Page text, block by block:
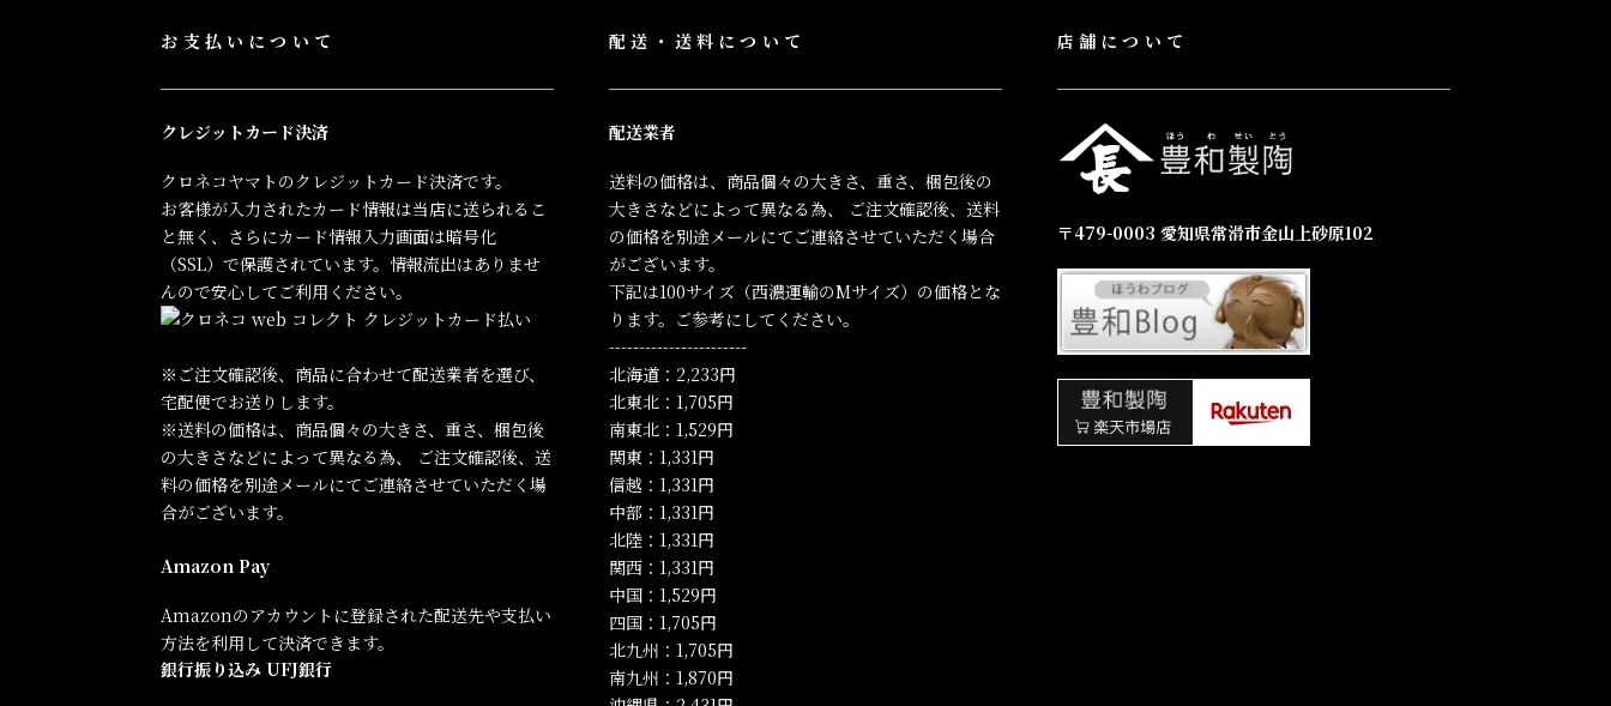
お支払いについて
クレジットカード決済
クロネコヤマトのクレジットカード決済です。
お客様が入力されたカード情報は当店に送られるこ
と無く、さらにカード情報入力画面は暗号化
（SSL）で保護されています。情報流出はありませ
んので安心してご利用ください。
※ご注文確認後、商品に合わせて配送業者を選び、
宅配便でお送りします。
※送料の価格は、商品個々の大きさ、重さ、梱包後
の大きさなどによって異なる為、 ご注文確認後、送
料の価格を別途メールにてご連絡させていただく場
合がございます。
Amazon Pay
Amazonのアカウントに登録された配送先や支払い
方法を利用して決済できます。
銀行振り込み UFJ銀行
配送・送料について
配送業者
送料の価格は、商品個々の大きさ、重さ、梱包後の
大きさなどによって異なる為、 ご注文確認後、送料
の価格を別途メールにてご連絡させていただく場合
がございます。
下記は100サイズ（西濃運輸のMサイズ）の価格とな
ります。ご参考にしてください。
-----------------------
北海道：2,233円
北東北：1,705円
南東北：1,529円
関東：1,331円
信越：1,331円
中部：1,331円
北陸：1,331円
関西：1,331円
中国：1,529円
四国：1,705円
北九州：1,705円
南九州：1,870円
店舗について
〒479-0003 愛知県常滑市金山上砂原102